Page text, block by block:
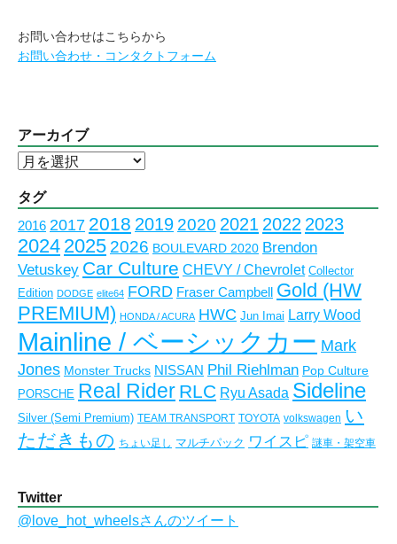
お問い合わせはこちらから
お問い合わせ・コンタクトフォーム
アーカイブ
ア
カ
ブ
タグ
2016 2017 2018 2019 2020 2021 2022 2023
2024 2025 2026 BOULEVARD 2020 Brendon
Vetuskey Car Culture CHEVY / Chevrolet Collector
Edition DODGE elite64 FORD Fraser Campbell
Gold (HW
PREMIUM) HONDA / ACURA HWC Jun Imai Larry Wood
Mainline / ベーシックカー Mark
Jones Monster Trucks NISSAN Phil Riehlman Pop Culture
PORSCHE Real Rider RLC Ryu Asada Sideline
Silver (Semi Premium) TEAM TRANSPORT TOYOTA volkswagen い
ただきもの ちょい足し マルチパック ワイスピ 謎車・架空車
Twitter
@love_hot_wheelsさんのツイート